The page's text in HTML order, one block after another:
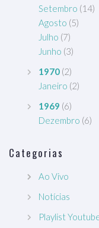
Setembro (14)
Agosto (5)
Julho (7)
Junho (3)
1970 (2)
Janeiro (2)
1969 (6)
Dezembro (6)
Categorias
Ao Vivo
Notícias
Playlist